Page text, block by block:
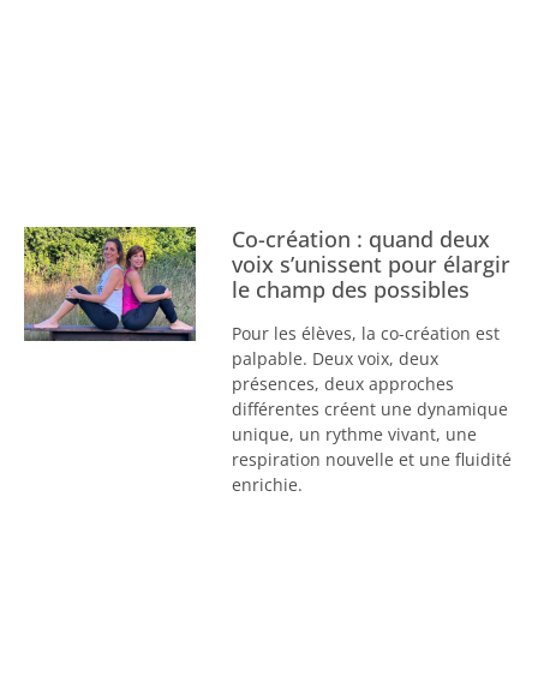
Co-création : quand deux
voix s’unissent pour élargir
le champ des possibles
Pour les élèves, la co-création est
palpable. Deux voix, deux
présences, deux approches
différentes créent une dynamique
unique, un rythme vivant, une
respiration nouvelle et une fluidité
enrichie.